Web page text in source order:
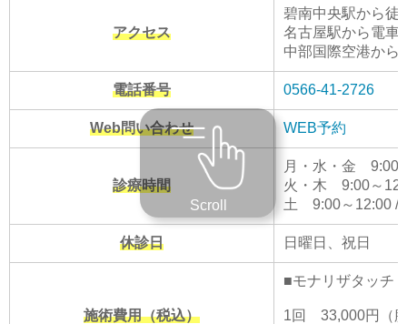
アクセス
碧南中央駅から徒
名古屋駅から電車
中部国際空港から
電話番号 0566-41-2726
Web問い合わせ WEB予約
診療時間
月・水・金 9:00
火・木 9:00～
土 9:00～12:00 /
休診日 日曜日、祝日
施術費用（税込）
■モナリザタッチ
1回 33,000円（
Scroll